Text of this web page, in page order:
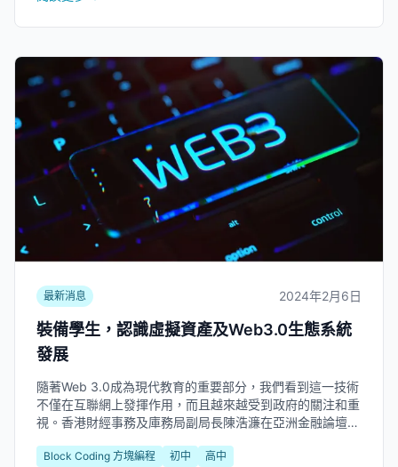
最新消息 2024年2月6日
裝備學生，認識虛擬資產及Web3.0生態系統
發展
隨著Web 3.0成為現代教育的重要部分，我們看到這一技術
不僅在互聯網上發揮作用，而且越來越受到政府的關注和重
視。香港財經事務及庫務局副局長陳浩濂在亞洲金融論壇上
劃將虛擬資產交易納入監管。這顯示了虛擬資產和Web 3.0
Block Coding 方塊編程 初中 高中